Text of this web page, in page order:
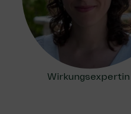
Wirkungsexpertin